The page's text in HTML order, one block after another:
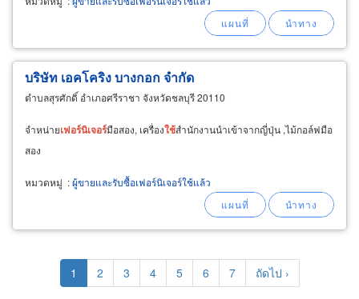
บริษัท เอคโคริง บางกอก จำกัด
ตำบลสุรศักดิ์ อำเภอศรีราชา จังหวัดชลบุรี 20110
จำหน่ายเฟอร์นิเจอร์มือสอง, เครื่องใช้สำนักงานนำเข้าจากญี่ปุ่น ,ไม้กอล์ฟมือ
สอง
หมวดหมู่ :ผู้ขายและรับซื้อเฟอร์นิเจอร์ใช้แล้ว
Pagination
Current
page
1 Page
2 Page
3 Page
4 Page
5 Page
6 Page
7
Next
page
ถัดไป ›